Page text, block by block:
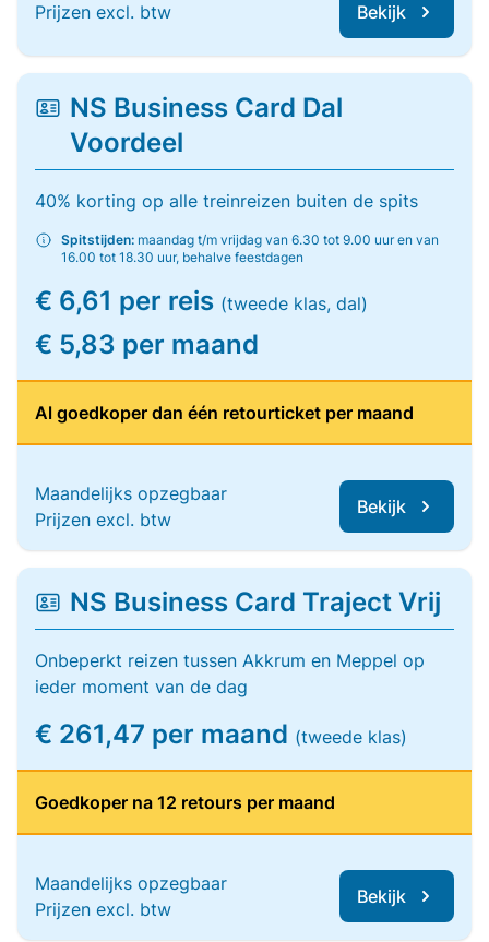
Prijzen excl. btw Bekijk
NS Business Card Dal
Voordeel
40% korting op alle treinreizen buiten de spits
Spitstijden: maandag t/m vrijdag van 6.30 tot 9.00 uur en van
16.00 tot 18.30 uur, behalve feestdagen
€ 6,61 per reis (tweede klas, dal)
€ 5,83 per maand
Al goedkoper dan één retourticket per maand
Maandelijks opzegbaar
Prijzen excl. btw
Bekijk
NS Business Card Traject Vrij
Onbeperkt reizen tussen Akkrum en Meppel op
ieder moment van de dag
€ 261,47 per maand (tweede klas)
Goedkoper na 12 retours per maand
Maandelijks opzegbaar
Prijzen excl. btw
Bekijk